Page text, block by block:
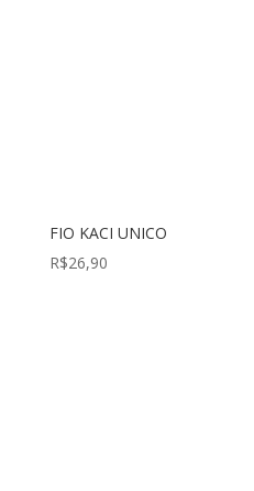
FIO KACI UNICO
R$26,90